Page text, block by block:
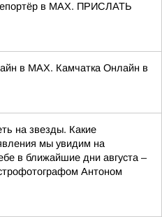
в MAX. ПРИСЛАТЬ
в MAX. Камчатка Онлайн в
на звезды. Какие
мы увидим на
в ближайшие дни августа –
Антоном